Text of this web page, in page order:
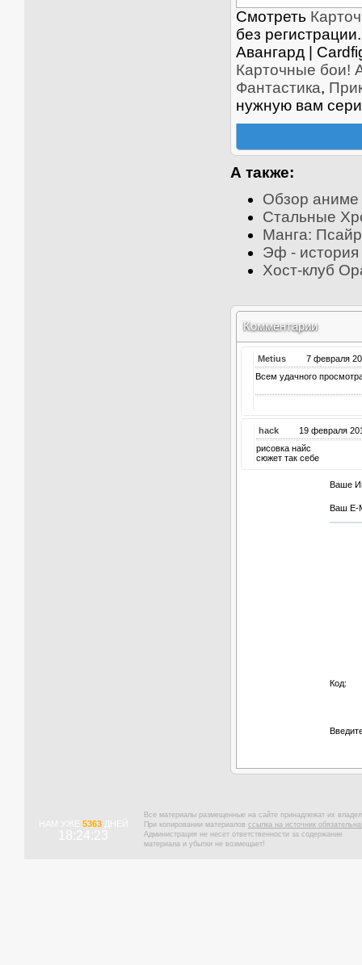
Смотреть
без
Авангард |
Карточные бои!
Фантастика,
нужную вам
А также:
Обзор
Стальные
Манга:
Эф - история
Хост-клуб
Комментарии
Metius
7 февраля
Всем удачного
hack
19 февраля
рисовка найс
сюжет так себе
Ваше
Ваш E-
Код:
НАМ УЖЕ 5363ДНЕЙ
18:24:24
Все материалы размещенные на сайте принадлежат их
При копировании материалов ссылка на источник
Администрация не несет ответственности за содержание
материала и убытки не возмещает!